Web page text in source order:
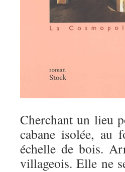
Cherchant un lieu
cabane isolée, au
échelle de bois.
villageois. Elle ne